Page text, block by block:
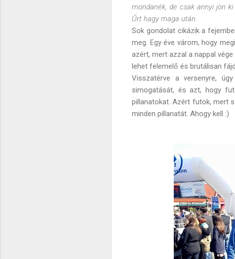
mondanék, de csak annyi jön
Űrt hagy maga után
Sok gondolat cikázik a
meg. Egy éve várom, hogy
azért, mert azzal a nappal
lehet felemelő és brutálisan
Visszatérve a versenyre,
simogatását, és azt, hogy
pillanatokat. Azért futok, mert
minden pillanatát. Ahogy kell :)